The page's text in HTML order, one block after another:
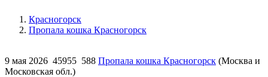
Красногорск
Пропала кошка Красногорск
9 мая 2026 45955 588 Пропала кошка Красногорск (Москва и
Московская обл.)